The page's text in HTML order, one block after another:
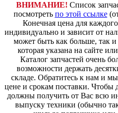
ВНИМАНИЕ! Список
посмотреть по этой ссылке
Конечная цена для
индивидуально и зависит от
может быть как больше, так
которая указана на сайте
Каталог запчастей очень
возможности держать
складе. Обратитесь к нам и
цене и срокам поставки. Чтобы
должны получить от Вас всю
выпуску техники (обычно